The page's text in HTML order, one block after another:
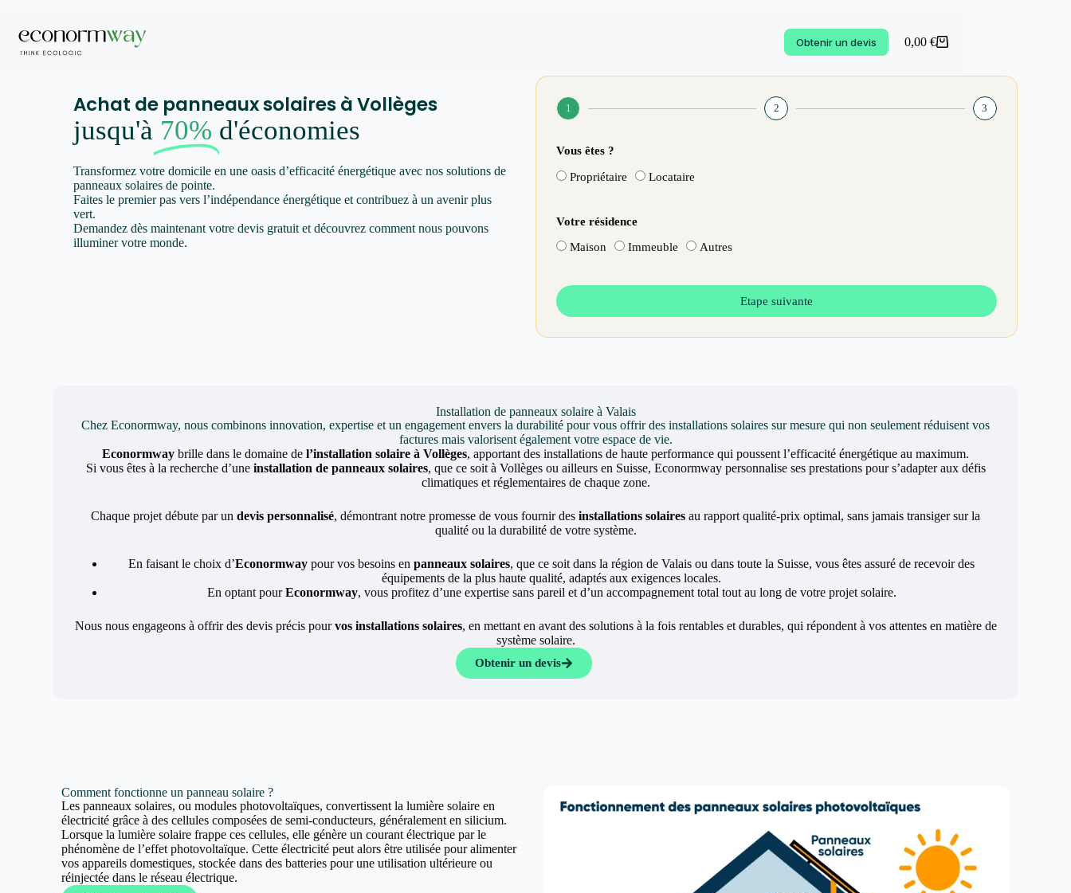
Obtenir un devis 0,00 €
Achat de panneaux solaires à Vollèges
jusqu'à 70% d'économies
Transformez votre domicile en une oasis d’efficacité énergétique avec nos solutions de
panneaux solaires de pointe.
Faites le premier pas vers l’indépendance énergétique et contribuez à un avenir plus
vert.
Demandez dès maintenant votre devis gratuit et découvrez comment nous pouvons
illuminer votre monde.
1 2 3
Vous êtes ?
Propriétaire Locataire
Votre résidence
Maison Immeuble Autres
Etape suivante
Installation de panneaux solaire à Valais
Chez Econormway, nous combinons innovation, expertise et un engagement envers la durabilité pour vous offrir des installations solaires sur mesure qui non seulement réduisent vos
factures mais valorisent également votre espace de vie.
Econormway brille dans le domaine de l’installation solaire à Vollèges, apportant des installations de haute performance qui poussent l’efficacité énergétique au maximum.
Si vous êtes à la recherche d’une installation de panneaux solaires, que ce soit à Vollèges ou ailleurs en Suisse, Econormway personnalise ses prestations pour s’adapter aux défis
climatiques et réglementaires de chaque zone.
Chaque projet débute par un devis personnalisé, démontrant notre promesse de vous fournir des installations solaires au rapport qualité-prix optimal, sans jamais transiger sur la
qualité ou la durabilité de votre système.
En faisant le choix d’Econormway pour vos besoins en panneaux solaires, que ce soit dans la région de Valais ou dans toute la Suisse, vous êtes assuré de recevoir des
équipements de la plus haute qualité, adaptés aux exigences locales.
En optant pourEconormway, vous profitez d’une expertise sans pareil et d’un accompagnement total tout au long de votre projet solaire.
Nous nous engageons à offrir des devis précis pourvos installations solaires, en mettant en avant des solutions à la fois rentables et durables, qui répondent à vos attentes en matière de
système solaire.
Obtenir un devis
Comment fonctionne un panneau solaire ?
Les panneaux solaires, ou modules photovoltaïques, convertissent la lumière solaire en
électricité grâce à des cellules composées de semi-conducteurs, généralement en silicium.
Lorsque la lumière solaire frappe ces cellules, elle génère un courant électrique par le
phénomène de l’effet photovoltaïque. Cette électricité peut alors être utilisée pour alimenter
vos appareils domestiques, stockée dans des batteries pour une utilisation ultérieure ou
réinjectée dans le réseau électrique.